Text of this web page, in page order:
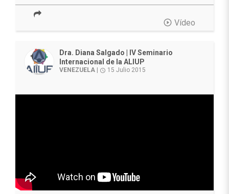
play_circle_outline Vídeo
Dra. Diana Salgado | IV Seminario
Internacional de la ALIUP
VENEZUELA access_time 15 Julio 2015